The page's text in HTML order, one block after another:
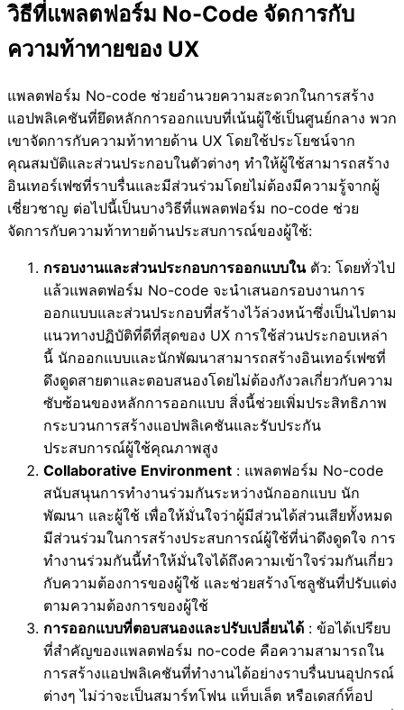
วิธีที่แพลตฟอร์ม No-Code จัดการกับ
ความท้าทายของ UX
แพลตฟอร์ม No-code ช่วยอำนวยความสะดวกในการสร้าง
แอปพลิเคชันที่ยึดหลักการออกแบบที่เน้นผู้ใช้เป็นศูนย์กลาง พวก
เขาจัดการกับความท้าทายด้าน UX โดยใช้ประโยชน์จาก
คุณสมบัติและส่วนประกอบในตัวต่างๆ ทำให้ผู้ใช้สามารถสร้าง
อินเทอร์เฟซที่ราบรื่นและมีส่วนร่วมโดยไม่ต้องมีความรู้จากผู้
เชี่ยวชาญ ต่อไปนี้เป็นบางวิธีที่แพลตฟอร์ม no-code ช่วย
จัดการกับความท้าทายด้านประสบการณ์ของผู้ใช้:
กรอบงานและส่วนประกอบการออกแบบในตัว: โดยทั่วไป
แล้วแพลตฟอร์ม No-code จะนำเสนอกรอบงานการ
ออกแบบและส่วนประกอบที่สร้างไว้ล่วงหน้าซึ่งเป็นไปตาม
แนวทางปฏิบัติที่ดีที่สุดของ UX การใช้ส่วนประกอบเหล่า
นี้ นักออกแบบและนักพัฒนาสามารถสร้างอินเทอร์เฟซที่
ดึงดูดสายตาและตอบสนองโดยไม่ต้องกังวลเกี่ยวกับความ
ซับซ้อนของหลักการออกแบบ สิ่งนี้ช่วยเพิ่มประสิทธิภาพ
กระบวนการสร้างแอปพลิเคชันและรับประกัน
ประสบการณ์ผู้ใช้คุณภาพสูง
Collaborative Environment : แพลตฟอร์ม No-code
สนับสนุนการทำงานร่วมกันระหว่างนักออกแบบ นัก
พัฒนา และผู้ใช้ เพื่อให้มั่นใจว่าผู้มีส่วนได้ส่วนเสียทั้งหมด
มีส่วนร่วมในการสร้างประสบการณ์ผู้ใช้ที่น่าดึงดูดใจ การ
ทำงานร่วมกันนี้ทำให้มั่นใจได้ถึงความเข้าใจร่วมกันเกี่ยว
กับความต้องการของผู้ใช้ และช่วยสร้างโซลูชันที่ปรับแต่ง
ตามความต้องการของผู้ใช้
การออกแบบที่ตอบสนองและปรับเปลี่ยนได้ : ข้อได้เปรียบ
ที่สำคัญของแพลตฟอร์ม no-code คือความสามารถใน
การสร้างแอปพลิเคชันที่ทำงานได้อย่างราบรื่นบนอุปกรณ์
ต่างๆ ไม่ว่าจะเป็นสมาร์ทโฟน แท็บเล็ต หรือเดสก์ท็อป